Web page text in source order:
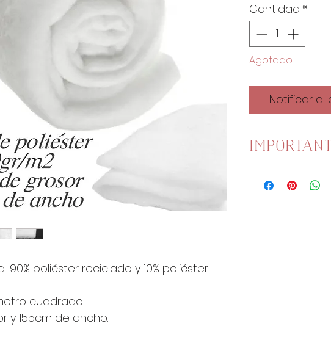
90% poliéster reciclado y 10% poliéster
cuadrado.
y 155cm de ancho.
Cantidad *
Agotado
Notificar al
ancho.